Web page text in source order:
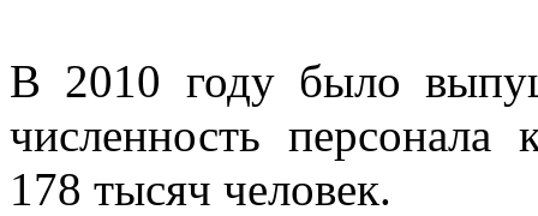
В 2010 году было
численность персонала
178 тысяч человек.